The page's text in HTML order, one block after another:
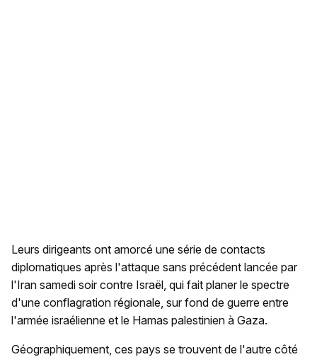
Leurs dirigeants ont amorcé une série de contacts
diplomatiques après l'attaque sans précédent lancée par
l'Iran samedi soir contre Israël, qui fait planer le spectre
d'une conflagration régionale, sur fond de guerre entre
l'armée israélienne et le Hamas palestinien à Gaza.
Géographiquement, ces pays se trouvent de l'autre côté